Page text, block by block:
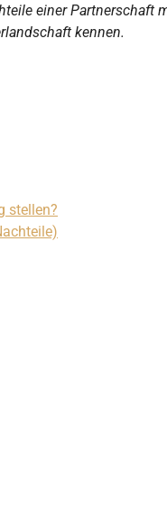
einer Partnerschaft
kennen.
stellen?